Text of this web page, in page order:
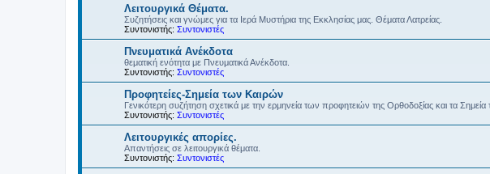
Λειτουργικά Θέματα.
Συζητήσεις και γνώμες για τα Ιερά Μυστήρια της Εκκλησίας μας. Θέματα Λατρείας.
Συντονιστής: Συντονιστές
Πνευματικά Ανέκδοτα
θεματική ενότητα με Πνευματικά Ανέκδοτα.
Συντονιστής: Συντονιστές
Προφητείες-Σημεία των Καιρών
Γενικότερη συζήτηση σχετικά με την ερμηνεία των προφητειών της Ορθοδοξίας και τα
Συντονιστής: Συντονιστές
Λειτουργικές απορίες.
Απαντήσεις σε λειτουργικά θέματα.
Συντονιστής: Συντονιστές